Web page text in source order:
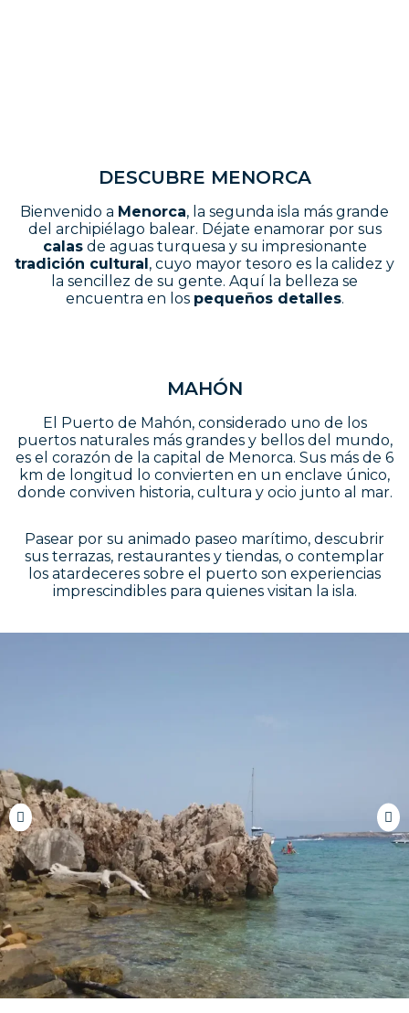
DESCUBRE MENORCA
Bienvenido a Menorca, la segunda isla más grande
del archipiélago balear. Déjate enamorar por sus
calasde aguas turquesa y su impresionante
tradición cultural, cuyo mayor tesoro es la calidez y
la sencillez de su gente. Aquí la belleza se
encuentra en los pequeños detalles.
MAHÓN
El Puerto de Mahón, considerado uno de los
puertos naturales más grandes y bellos del mundo,
es el corazón de la capital de Menorca. Sus más de 6
km de longitud lo convierten en un enclave único,
donde conviven historia, cultura y ocio junto al mar.
Pasear por su animado paseo marítimo, descubrir
sus terrazas, restaurantes y tiendas, o contemplar
los atardeceres sobre el puerto son experiencias
imprescindibles para quienes visitan la isla.